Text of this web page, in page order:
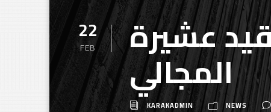
22
FEB عشيرة
المجالي
KARAKADMIN NEWS